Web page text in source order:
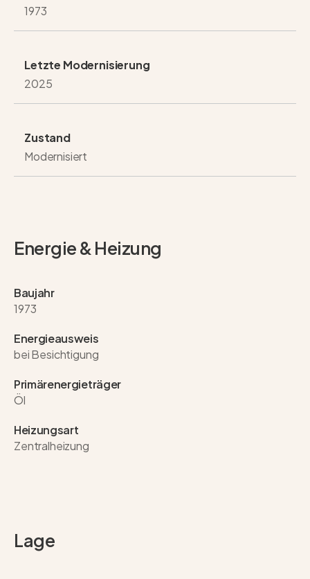
1973
Letzte Modernisierung
2025
Zustand
Modernisiert
Energie & Heizung
Baujahr
1973
Energieausweis
bei Besichtigung
Primärenergieträger
Öl
Heizungsart
Zentralheizung
Lage